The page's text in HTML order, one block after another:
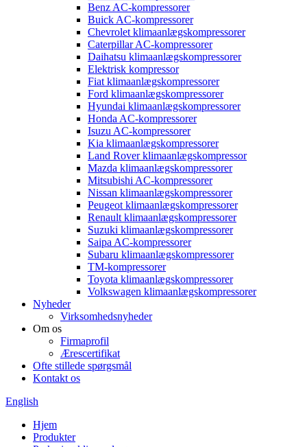
Benz AC-kompressorer
Buick AC-kompressorer
Chevrolet klimaanlægskompressorer
Caterpillar AC-kompressorer
Daihatsu klimaanlægskompressorer
Elektrisk kompressor
Fiat klimaanlægskompressorer
Ford klimaanlægskompressorer
Hyundai klimaanlægskompressorer
Honda AC-kompressorer
Isuzu AC-kompressorer
Kia klimaanlægskompressorer
Land Rover klimaanlægskompressor
Mazda klimaanlægskompressorer
Mitsubishi AC-kompressorer
Nissan klimaanlægskompressorer
Peugeot klimaanlægskompressorer
Renault klimaanlægskompressorer
Suzuki klimaanlægskompressorer
Saipa AC-kompressorer
Subaru klimaanlægskompressorer
TM-kompressorer
Toyota klimaanlægskompressorer
Volkswagen klimaanlægskompressorer
Nyheder
Virksomhedsnyheder
Om os
Firmaprofil
Ærescertifikat
Ofte stillede spørgsmål
Kontakt os
English
Hjem
Produkter